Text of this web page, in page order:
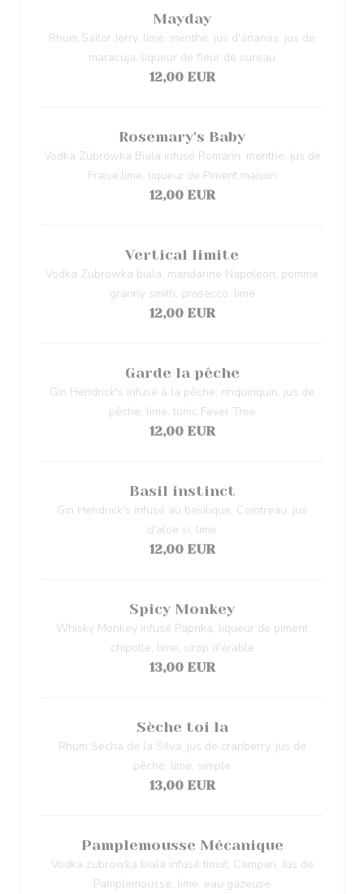
Mayday
Rhum Sailor Jerry, lime, menthe, jus d'ananas, jus de
maracuja, liqueur de fleur de sureau
12,00 EUR
Rosemary's Baby
Vodka Zubrowka Biala infusé Romarin, menthe, jus de
Fraise,lime, liqueur de Piment maison
12,00 EUR
Vertical limite
Vodka Zubrowka biala, mandarine Napoleon, pomme
granny smith, prosecco, lime
12,00 EUR
Garde la pêche
Gin Hendrick's infusé à la pêche, rinquinquin, jus de
pêche, lime, tonic Fever Tree
12,00 EUR
Basil instinct
Gin Hendrick's infusé au basilique, Cointreau, jus
d'aloe si, lime
12,00 EUR
Spicy Monkey
Whisky Monkey infusé Paprika, liqueur de piment
chipotle, lime, sirop d'érable
13,00 EUR
Sèche toi la
Rhum Secha de la Silva, jus de cranberry, jus de
pêche, lime, simple
13,00 EUR
Pamplemousse Mécanique
Vodka zubrowka biala infusé timut, Campari, Jus de
Pamplemousse, lime, eau gazeuse